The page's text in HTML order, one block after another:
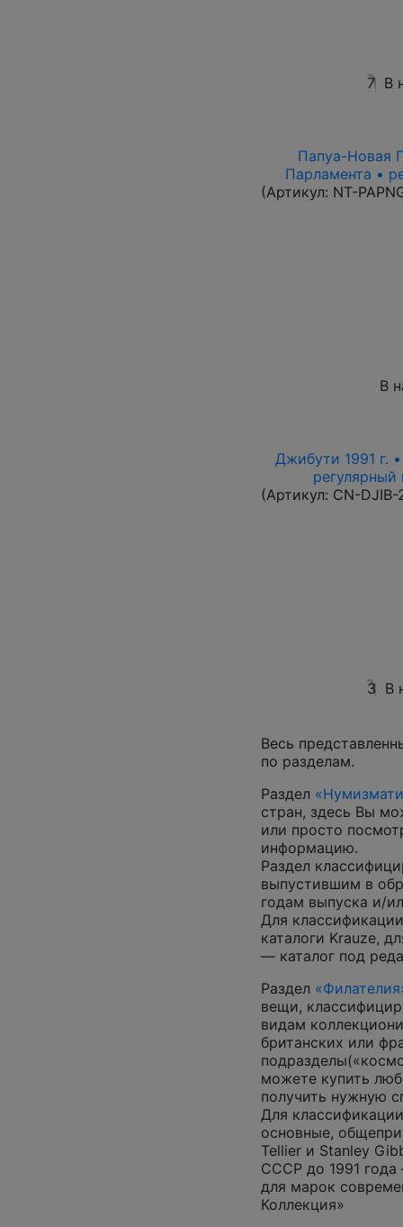
7 В
Папуа-Новая
Парламента •
(Артикул: NT-
В
Джибути 1991 г.
(Артикул: CN-DJIB-
3 В
Весь
по разделам.
Раздел
стран, здесь Вы
или просто
информацию.
Раздел
выпустившим в
годам выпуска и/
Для
каталоги Krauze,
— каталог под
Раздел
вещи,
видам
британских или
можете купить
получить нужную
Для
основные,
Tellier и Stanley
СССР до 1991
для марок
Коллекция»